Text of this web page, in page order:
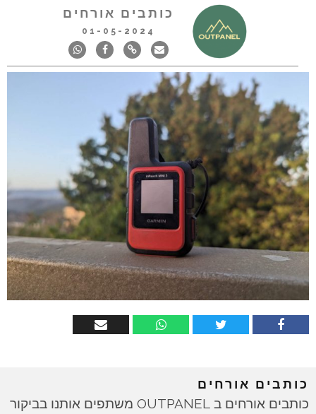
כותבים אורחים
01-05-2024
כותבים אורחים
כותבים אורחים ב OUTPANEL משתפים אותנו בביקור